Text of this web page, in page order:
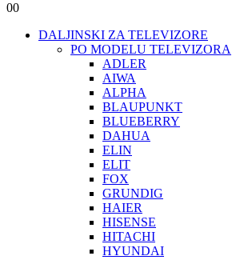
00
DALJINSKI ZA TELEVIZORE
PO MODELU TELEVIZORA
ADLER
AIWA
ALPHA
BLAUPUNKT
BLUEBERRY
DAHUA
ELIN
ELIT
FOX
GRUNDIG
HAIER
HISENSE
HITACHI
HYUNDAI